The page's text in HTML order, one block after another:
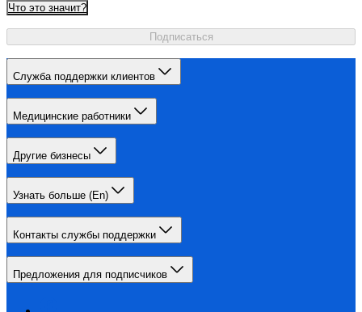
Что это значит?
Подписаться
Служба поддержки клиентов
Медицинские работники
Другие бизнесы
Узнать больше (En)
Контакты службы поддержки
Предложения для подписчиков